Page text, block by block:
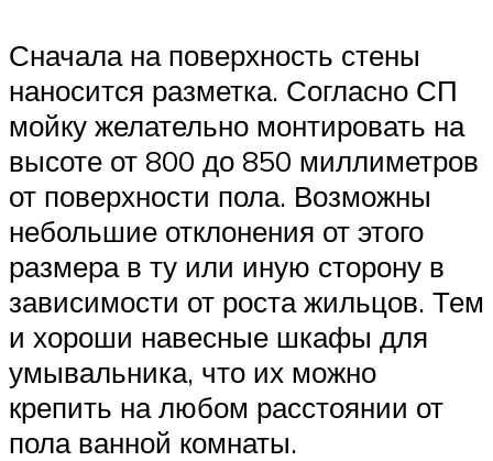
Сначала на поверхность стены
наносится разметка. Согласно СП
мойку желательно монтировать на
высоте от 800 до 850 миллиметров
от поверхности пола. Возможны
небольшие отклонения от этого
размера в ту или иную сторону в
зависимости от роста жильцов. Тем
и хороши навесные шкафы для
умывальника, что их можно
крепить на любом расстоянии от
пола ванной комнаты.